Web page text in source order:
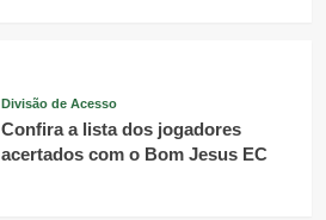
Divisão de Acesso
Confira a lista dos jogadores
acertados com o Bom Jesus EC